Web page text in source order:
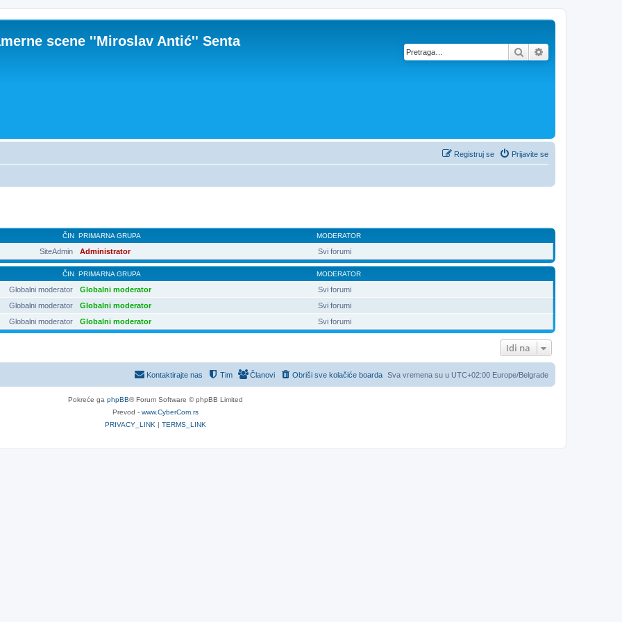
scene ''Miroslav Antić'' Senta
Pretraga
Prijavite se
Registruj se
ČIN PRIMARNA GRUPA MODERATOR
SiteAdmin Administrator Svi forumi
ČIN PRIMARNA GRUPA MODERATOR
Globalni moderator Globalni moderator
Svi forumi
Globalni moderator
Globalni moderator
Svi forumi
Globalni moderator
Globalni moderator Svi forumi
Idi na
Sva vremena su u UTC+02:00 Europe/Belgrade
Obriši sve kolačiće boarda
Članovi
Tim
Kontaktirajte nas
Pokreće ga phpBB® Forum Software © phpBB Limited
Prevod - www.CyberCom.rs
PRIVACY_LINK | TERMS_LINK